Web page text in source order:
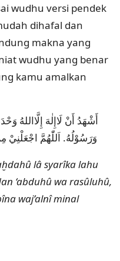
wudhu versi pendek
dihafal dan
makna yang
wudhu yang benar
kamu amalkan
أَشْهَدُ أَنْ لَاإِلٰهَ إِلَّااللهُ
وَرَسُوْلُهُ. اَللّٰهُمَّ اجْعَلْنِيْ
lâ syarîka lahu
‘abduhû wa rasûluhû,
waj’alnî minal